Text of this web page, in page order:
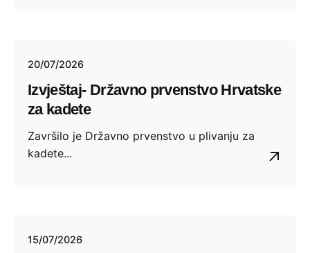
20/07/2026
Izvještaj- Državno prvenstvo Hrvatske
za kadete
​Završilo je Državno prvenstvo u plivanju za
kadete...
15/07/2026